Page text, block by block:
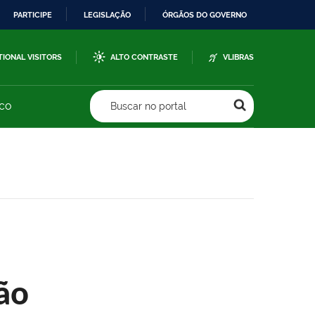
PARTICIPE LEGISLAÇÃO ÓRGÃOS DO GOVERNO
VISITORS ALTO CONTRASTE VLIBRAS
Buscar no portal